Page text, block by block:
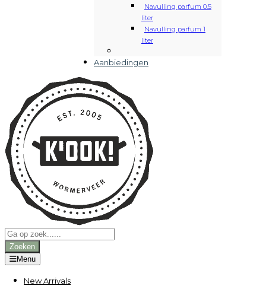
Navulling parfum 0.5
liter
Navulling parfum 1
liter
Aanbiedingen
Producten
zoeken
Zoeken
Menu
New Arrivals